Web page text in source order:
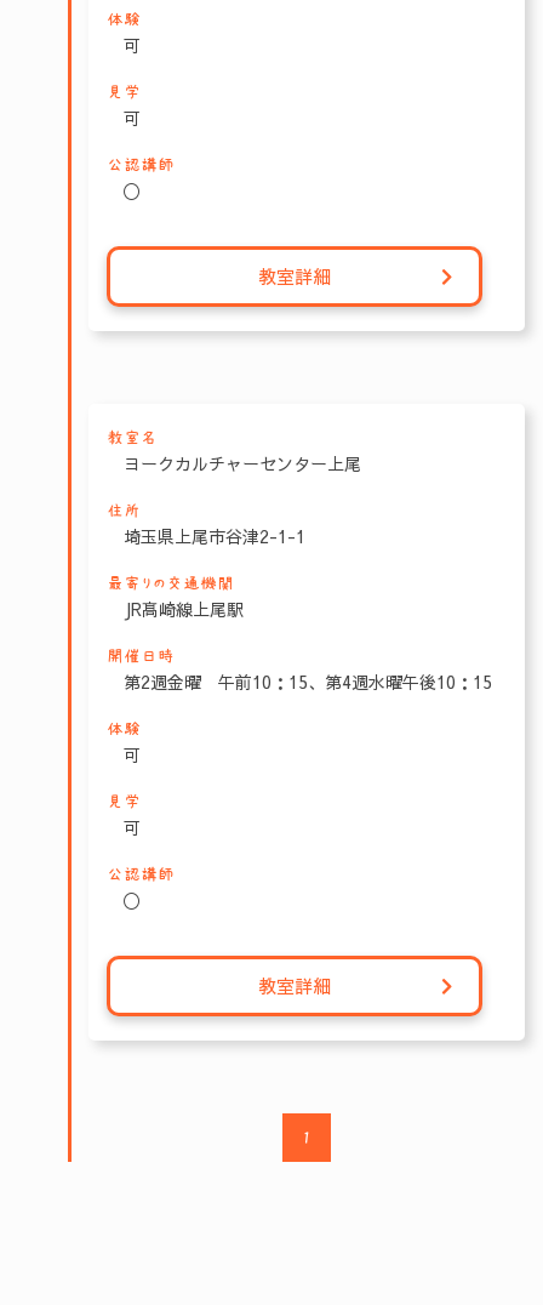
体験
可
見学
可
公認講師
〇
教室詳細
教室名
ヨークカルチャーセンター上尾
住所
埼玉県上尾市谷津2-1-1
最寄りの交通機関
JR髙崎線上尾駅
開催日時
第2週金曜 午前10：15、第4週水曜午後10：15
体験
可
見学
可
公認講師
〇
教室詳細
1